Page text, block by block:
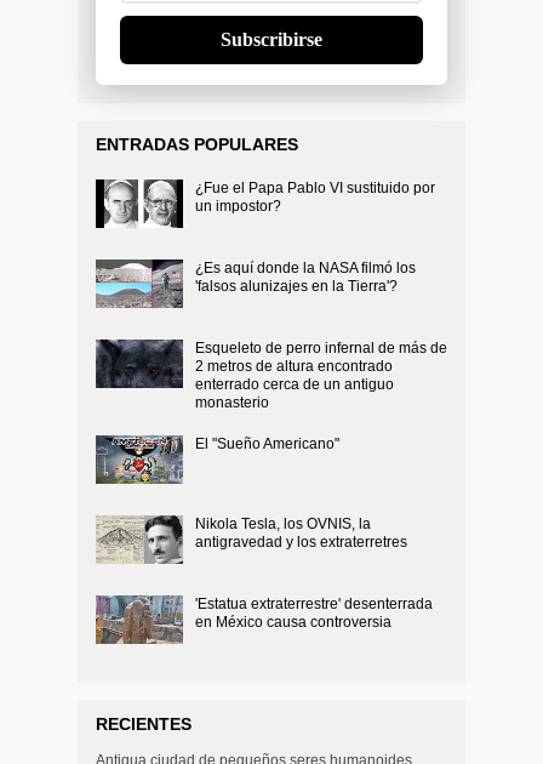
Subscribirse
ENTRADAS POPULARES
¿Fue el Papa Pablo VI sustituido por
un impostor?
¿Es aquí donde la NASA filmó los
'falsos alunizajes en la Tierra'?
Esqueleto de perro infernal de más de
2 metros de altura encontrado
enterrado cerca de un antiguo
monasterio
El "Sueño Americano"
Nikola Tesla, los OVNIS, la
antigravedad y los extraterretres
'Estatua extraterrestre' desenterrada
en México causa controversia
RECIENTES